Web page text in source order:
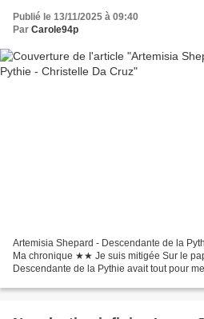
Publié le 13/11/2025 à 09:40
Par Carole94p
Artemisia Shepard - Descendante de la
Ma chronique ★★ Je suis mitigée Sur le
Descendante de la Pythie avait tout pour